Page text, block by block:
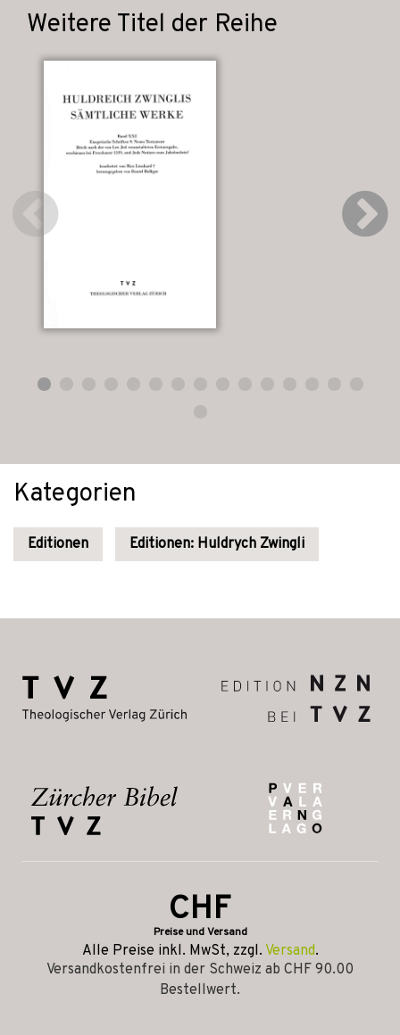
Weitere Titel der Reihe
Kategorien
Editionen Editionen: Huldrych Zwingli
CHF
Preise und Versand
Alle Preise inkl. MwSt, zzgl. Versand.
Versandkostenfrei in der Schweiz ab CHF 90.00
Bestellwert.